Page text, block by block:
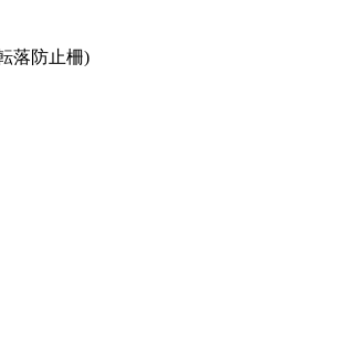
落防止柵)